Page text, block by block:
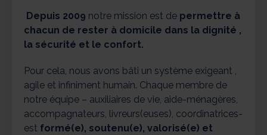
Depuis 2009 notre mission est de permettre à
chacun de rester à domicile dans la dignité ,
la sécurité et le confort.
Pour cela, nous avons bâti un système exigeant ,
agile et infiniment humain. Chaque membre de
notre équipe – auxiliaires de vie, aide-ménagères,
accompagnateurs, livreurs(euses), coordinatrices-
est formé(e), soutenu(e), valorisé(e) et